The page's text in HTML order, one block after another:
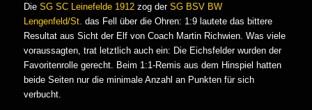
Die SG SC Leinefelde 1912zog der SG BSV BW
Lengenfeld/St. das Fell über die Ohren: 1:9 lautete das bittere
Resultat aus Sicht der Elf von Coach Martin Richwien. Was viele
voraussagten, trat letztlich auch ein: Die Eichsfelder wurden der
Favoritenrolle gerecht. Beim 1:1-Remis aus dem Hinspiel hatten
beide Seiten nur die minimale Anzahl an Punkten für sich
verbucht.